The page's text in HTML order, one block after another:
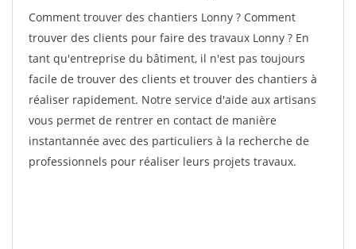
Comment trouver des chantiers Lonny ? Comment
trouver des clients pour faire des travaux Lonny ? En
tant qu'entreprise du bâtiment, il n'est pas toujours
facile de trouver des clients et trouver des chantiers à
réaliser rapidement. Notre service d'aide aux artisans
vous permet de rentrer en contact de manière
instantannée avec des particuliers à la recherche de
professionnels pour réaliser leurs projets travaux.